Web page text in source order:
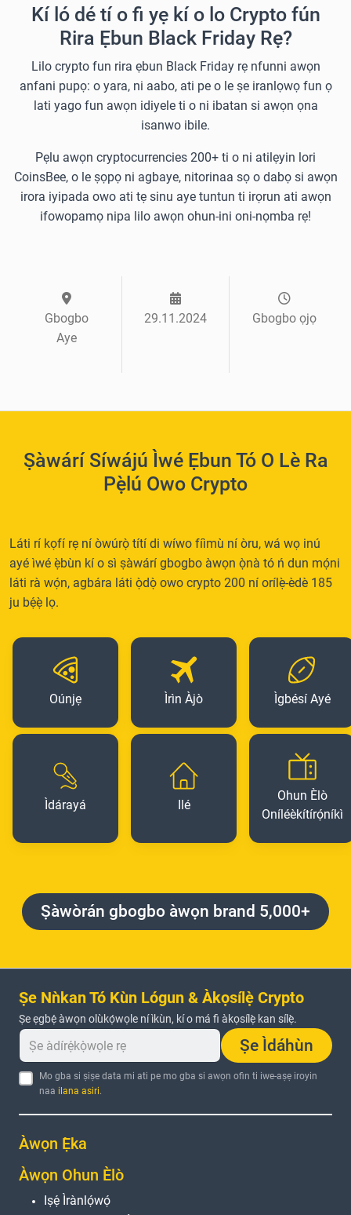
Kí ló dé tí o fi yẹ kí o lo Crypto fún
Rira Ẹbun Black Friday Rẹ?
Lilo crypto fun rira ẹbun Black Friday rẹ nfunni awọn
anfani pupọ: o yara, ni aabo, ati pe o le ṣe iranlọwọ fun ọ
lati yago fun awọn idiyele ti o ni ibatan si awọn ọna
isanwo ibile.
Pẹlu awọn cryptocurrencies 200+ ti o ni atilẹyin lori
CoinsBee, o le ṣọpọ ni agbaye, nitorinaa sọ o dabọ si awọn
irora iyipada owo ati tẹ sinu aye tuntun ti irọrun ati awọn
ifowopamọ nipa lilo awọn ohun-ini oni-nọmba rẹ!
Gbogbo
Aye
29.11.2024 Gbogbo ọjọ
Ṣàwárí Síwájú Ìwé Ẹbun Tó O Lè Ra
Pẹ̀lú Owo Crypto
Láti rí kọfí rẹ ní òwúrọ̀ títí di wíwo fíìmù ní òru, wá wọ inú
ayé ìwé ẹ̀bùn kí o sì ṣàwárí gbogbo àwọn ọ̀nà tó ń dun mọ́ni
láti rà wọ́n, agbára láti ọ̀dọ̀ owo crypto 200 ní orílẹ̀-èdè 185
ju bẹ́ẹ̀ lọ.
Oúnjẹ Ìrìn Àjò Ìgbésí Ayé
Ìdárayá Ilé
Ohun Èlò
Oníléèkítírọ́níkì
Ṣàwòrán gbogbo àwọn brand 5,000+
Ṣe Nǹkan Tó Kùn Lógun & Àkọsílẹ̀ Crypto
Ṣe ẹgbẹ́ àwọn olùkọ́wọle ní ìkùn, kí o má fi àkọsílẹ̀ kan sílẹ̀.
Ṣe Ìdáhùn
Mo gba si ṣiṣe data mi ati pe mo gba si awọn ofin ti iwe-aṣẹ iroyin
naa ilana asiri.
Àwọn Ẹ̀ka
Àwọn Ohun Èlò
Iṣẹ́ Ìrànlọ́wọ́